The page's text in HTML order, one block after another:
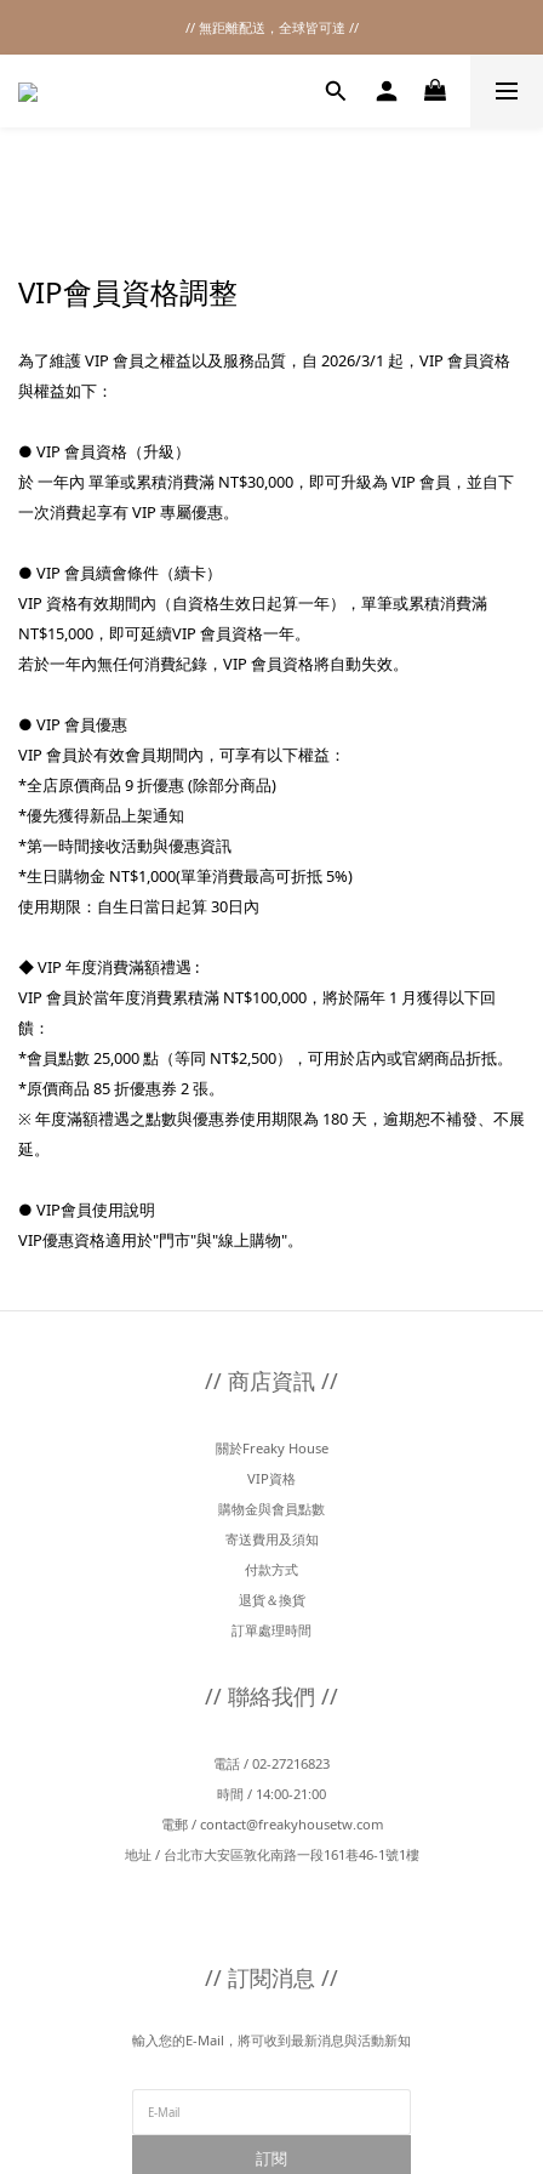
2026SS SALE
// 無距離配送，全球皆可達 //
VIP會員資格調整
為了維護 VIP 會員之權益以及服務品質，自 2026/3/1 起，VIP 會員資格
與權益如下：
● VIP 會員資格（升級）
於 一年內 單筆或累積消費滿 NT$30,000，即可升級為 VIP 會員，並自下
一次消費起享有 VIP 專屬優惠。
● VIP 會員續會條件（續卡）
VIP 資格有效期間內（自資格生效日起算一年），單筆或累積消費滿
NT$15,000，即可延續VIP 會員資格一年。
若於一年內無任何消費紀錄，VIP 會員資格將自動失效。
● VIP 會員優惠
VIP 會員於有效會員期間內，可享有以下權益：
*全店原價商品 9 折優惠 (除部分商品)
*優先獲得新品上架通知
*第一時間接收活動與優惠資訊
*生日購物金 NT$1,000(單筆消費最高可折抵 5%)
使用期限：自生日當日起算 30日內
◆ VIP 年度消費滿額禮遇 :
VIP 會員於當年度消費累積滿 NT$100,000，將於隔年 1 月獲得以下回
饋：
*會員點數 25,000 點（等同 NT$2,500），可用於店內或官網商品折抵。
*原價商品 85 折優惠券 2 張。
※ 年度滿額禮遇之點數與優惠券使用期限為 180 天，逾期恕不補發、不展
延。
● VIP會員使用說明
VIP優惠資格適用於"門市"與"線上購物"。
// 商店資訊 //
關於Freaky House
VIP資格
購物金與會員點數
寄送費用及須知
付款方式
退貨＆換貨
訂單處理時間
// 聯絡我們 //
電話 / 02-27216823
時間 / 14:00-21:00
電郵 / contact@freakyhousetw.com
地址 / 台北市大安區敦化南路一段161巷46-1號1樓
// 訂閱消息 //
輸入您的E-Mail，將可收到最新消息與活動新知
訂閱